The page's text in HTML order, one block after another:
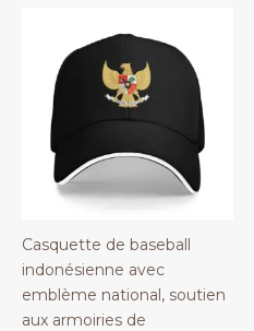
Casquette de baseball
indonésienne avec
emblème national, soutien
aux armoiries de